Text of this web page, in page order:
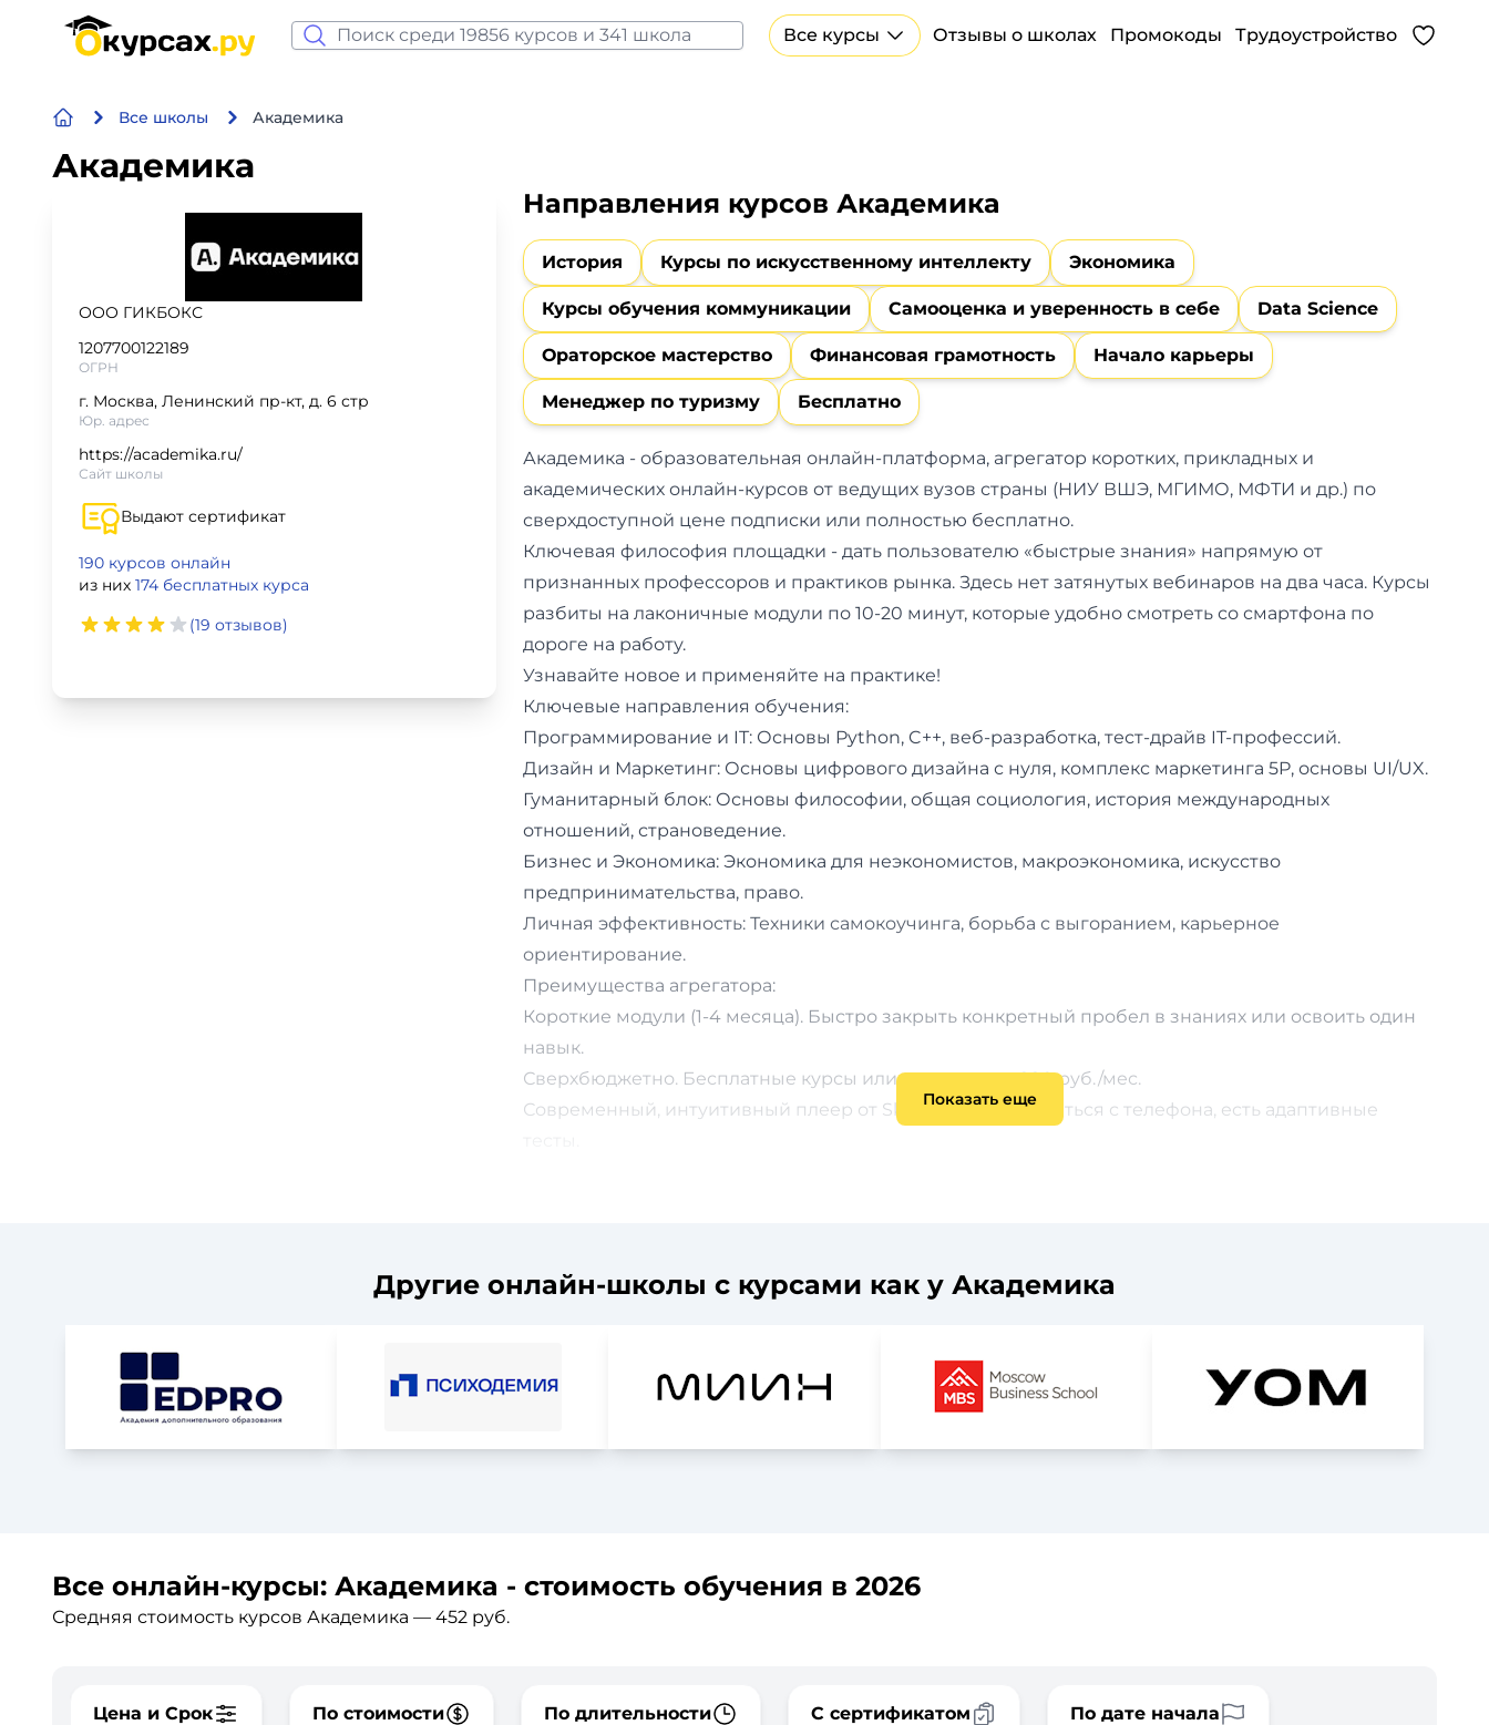
Все курсы Отзывы о школах Промокоды Трудоустройство
Все школы Академика
Академика
ООО ГИКБОКС
1207700122189
ОГРН
г. Москва, Ленинский пр-кт, д. 6 стр
Юр. адрес
https://academika.ru/
Сайт школы
Выдают сертификат
190 курсов онлайн
из них 174 бесплатных курса
(19 отзывов)
Направления курсов Академика
История Курсы по искусственному интеллекту Экономика
Курсы обучения коммуникации Самооценка и уверенность в себе Data Science
Ораторское мастерство Финансовая грамотность Начало карьеры
Менеджер по туризму Бесплатно
Академика - образовательная онлайн-платформа, агрегатор коротких, прикладных и
академических онлайн-курсов от ведущих вузов страны (НИУ ВШЭ, МГИМО, МФТИ и др.) по
сверхдоступной цене подписки или полностью бесплатно.
Ключевая философия площадки - дать пользователю «быстрые знания» напрямую от
признанных профессоров и практиков рынка. Здесь нет затянутых вебинаров на два часа. Курсы
разбиты на лаконичные модули по 10-20 минут, которые удобно смотреть со смартфона по
дороге на работу.
Узнавайте новое и применяйте на практике!
Ключевые направления обучения:
Программирование и IT: Основы Python, C++, веб-разработка, тест-драйв IT-профессий.
Дизайн и Маркетинг: Основы цифрового дизайна с нуля, комплекс маркетинга 5P, основы UI/UX.
Гуманитарный блок: Основы философии, общая социология, история международных
отношений, страноведение.
Бизнес и Экономика: Экономика для неэкономистов, макроэкономика, искусство
предпринимательства, право.
Личная эффективность: Техники самокоучинга, борьба с выгоранием, карьерное
ориентирование.
Преимущества агрегатора:
Короткие модули (1-4 месяца). Быстро закрыть конкретный пробел в знаниях или освоить один
навык.
Сверхбюджетно. Бесплатные курсы или подписка за 990 руб./мес.
Современный, интуитивный плеер от Skillbox. Удобно учиться с телефона, есть адаптивные
Показать еще
Другие онлайн-школы с курсами как у Академика
Все онлайн-курсы: Академика - стоимость обучения в 2026
Средняя стоимость курсов Академика — 452 руб.
Цена и Срок По стоимости По длительности С сертификатом По дате начала
Программирование
Бизнес и финансы
Аналитика
Видео, фото, аудио
Маркетинг
Иностранный язык
Для детей
Красота, здоровье, фитнес
Прочее